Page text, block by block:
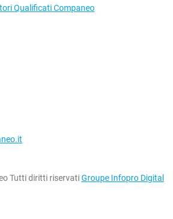
Qualificati Companeo
Tutti diritti riservatiGroupe Infopro Digital